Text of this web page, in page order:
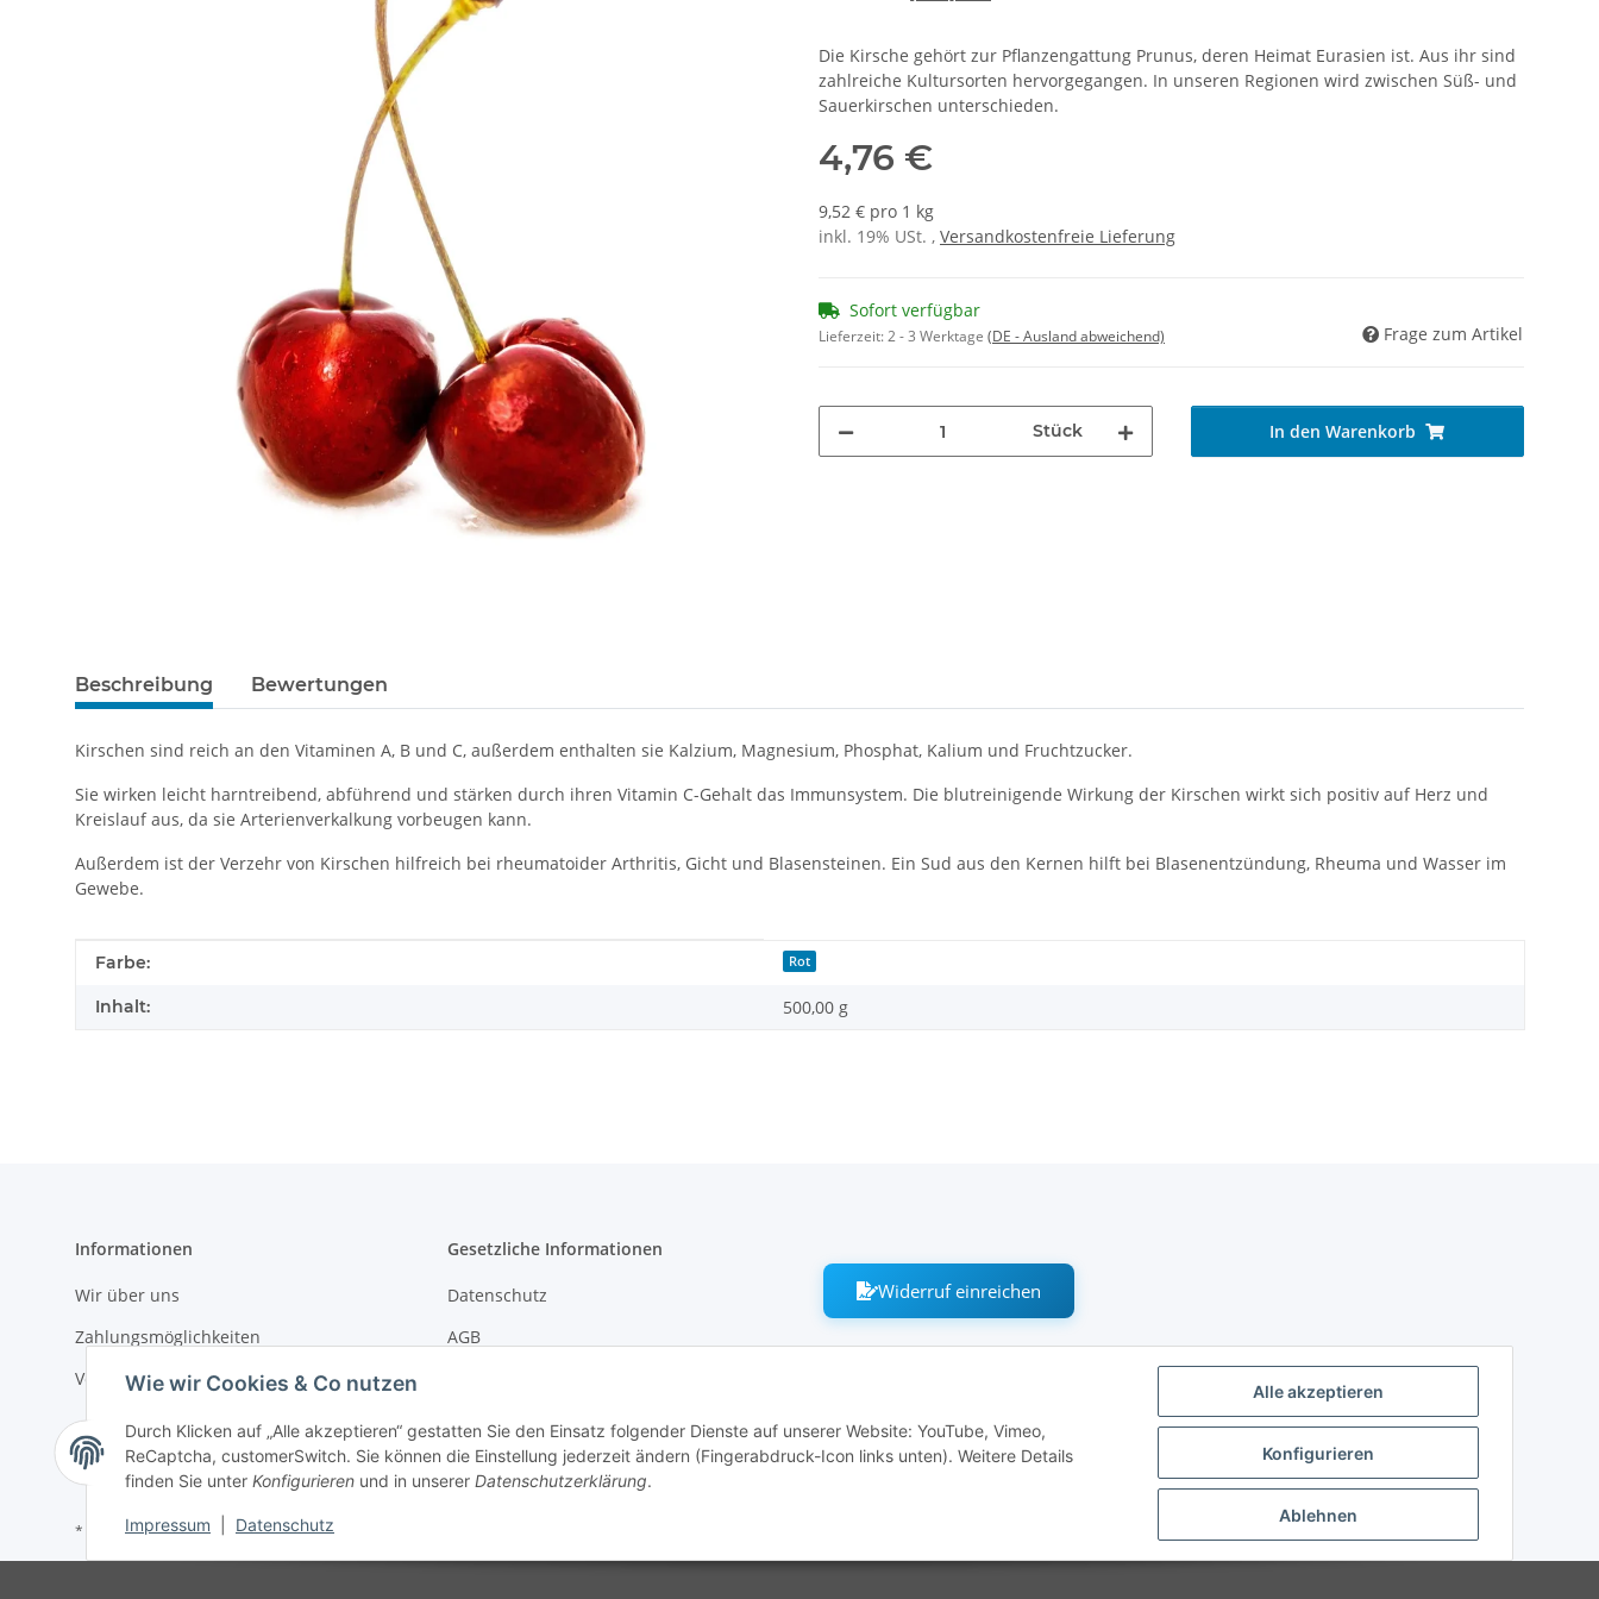
Alle akzeptieren
Konfigurieren
Ablehnen
Wie wir Cookies & Co nutzen
Durch Klicken auf „Alle akzeptieren“ gestatten Sie den Einsatz folgender Dienste auf unserer Website: YouTube, Vimeo,
ReCaptcha, customerSwitch. Sie können die Einstellung jederzeit ändern (Fingerabdruck-Icon links unten). Weitere Details
finden Sie unter Konfigurieren und in unserer Datenschutzerklärung.
Impressum Datenschutz
Die Kirsche gehört zur Pflanzengattung Prunus, deren Heimat Eurasien ist. Aus ihr sind
zahlreiche Kultursorten hervorgegangen. In unseren Regionen wird zwischen Süß- und
Sauerkirschen unterschieden.
4,76 €
9,52 € pro 1 kg
inkl. 19% USt. , Versandkostenfreie Lieferung
Sofort verfügbar
Lieferzeit:2 - 3 Werktage (DE - Ausland abweichend) Frage zum Artikel
Stück In den Warenkorb
Beschreibung Bewertungen
Kirschen sind reich an den Vitaminen A, B und C, außerdem enthalten sie Kalzium, Magnesium, Phosphat, Kalium und Fruchtzucker.
Sie wirken leicht harntreibend, abführend und stärken durch ihren Vitamin C-Gehalt das Immunsystem. Die blutreinigende Wirkung der Kirschen wirkt sich positiv auf Herz und
Kreislauf aus, da sie Arterienverkalkung vorbeugen kann.
Außerdem ist der Verzehr von Kirschen hilfreich bei rheumatoider Arthritis, Gicht und Blasensteinen. Ein Sud aus den Kernen hilft bei Blasenentzündung, Rheuma und Wasser im
Gewebe.
Produkteigenschaft
Wert
Farbe: Rot
Inhalt: 500,00 g
Informationen
Wir über uns
Zahlungsmöglichkeiten
Versandinformationen
Gesetzliche Informationen
Datenschutz
AGB
Impressum
Widerrufsrecht
Widerruf einreichen
* Alle Preise inkl. gesetzlicher USt., zzgl.